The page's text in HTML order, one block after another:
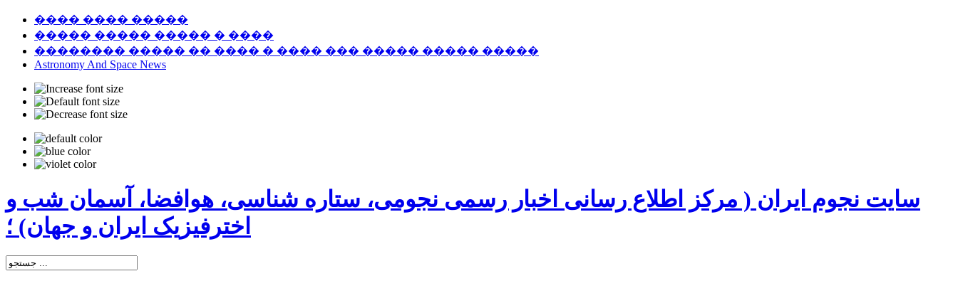
���� ���� �����
����� ����� ����� � ����
�������� ����� �� ���� � ���� ��� ����� ����� �����
Astronomy And Space News
سایت نجوم ایران ( مرکز اطلاع رسانی اخبار رسمی نجومی، ستاره شناسی، هوافضا، آسمان شب و
اخترفیزیک ایران و جهان) ؛